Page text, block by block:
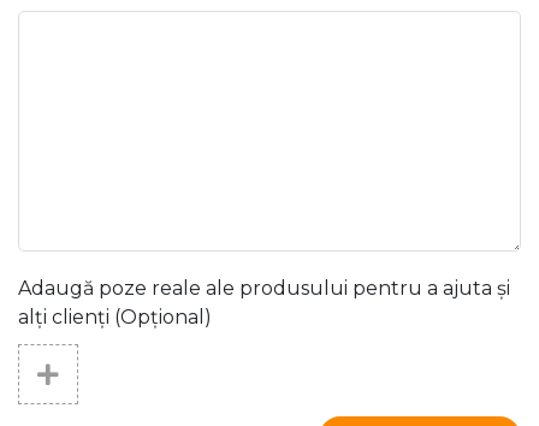
Adaugă poze reale ale produsului pentru a ajuta și
alți clienți (Opțional)